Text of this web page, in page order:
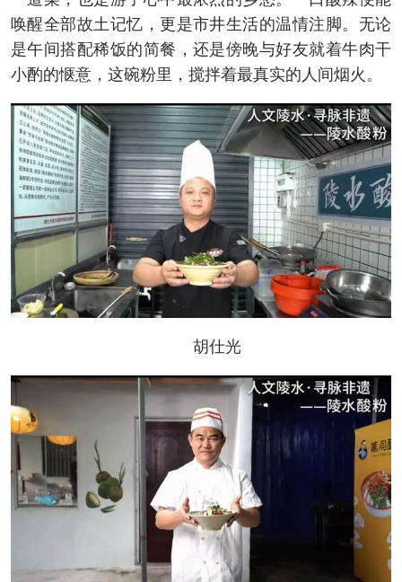
唤醒全部故土记忆，更是市井生活的温情注脚。无论
是午间搭配稀饭的简餐，还是傍晚与好友就着牛肉干
小酌的惬意，这碗粉里，搅拌着最真实的人间烟火。
胡仕光